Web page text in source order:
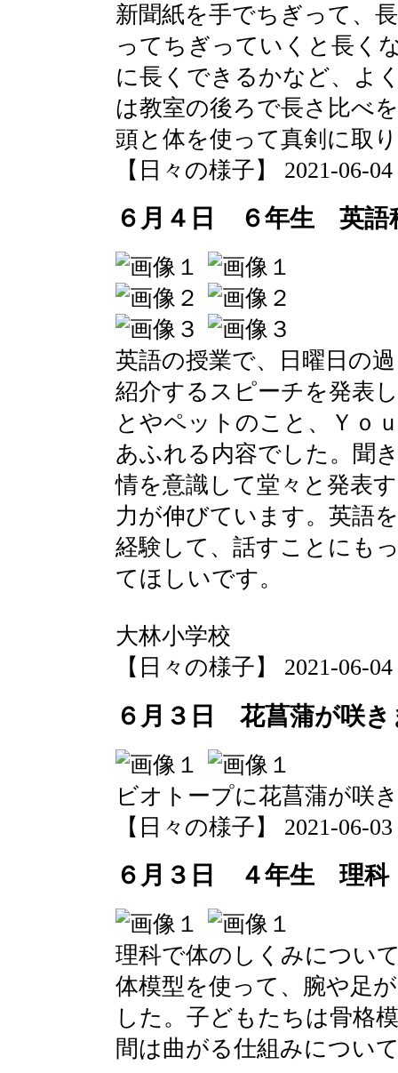
新聞紙を手でちぎって、
ってちぎっていくと長く
に長くできるかなど、よ
は教室の後ろで長さ比べ
頭と体を使って真剣に取
【日々の様子】 2021-06-
６月４日 ６年生 英語
英語の授業で、日曜日の
紹介するスピーチを発表
とやペットのこと、Ｙｏ
あふれる内容でした。聞
情を意識して堂々と発表
力が伸びています。英語
経験して、話すことにも
てほしいです。
大林小学校
【日々の様子】 2021-06-
６月３日 花菖蒲が咲き
ビオトープに花菖蒲が咲
【日々の様子】 2021-06-
６月３日 ４年生 理科
理科で体のしくみについ
体模型を使って、腕や足
した。子どもたちは骨格
間は曲がる仕組みについ